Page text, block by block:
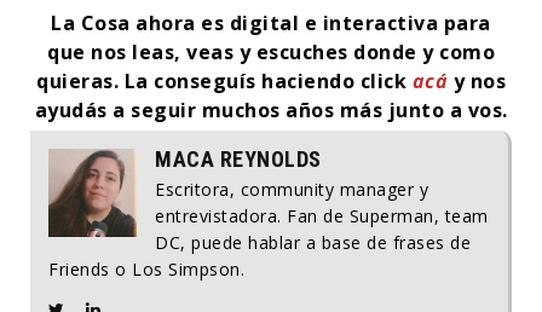
La Cosa ahora es digital e interactiva para
que nos leas, veas y escuches donde y como
quieras. La conseguís haciendo click acá y nos
ayudás a seguir muchos años más junto a vos.
MACA REYNOLDS
Escritora, community manager y
entrevistadora. Fan de Superman, team
DC, puede hablar a base de frases de
Friends o Los Simpson.